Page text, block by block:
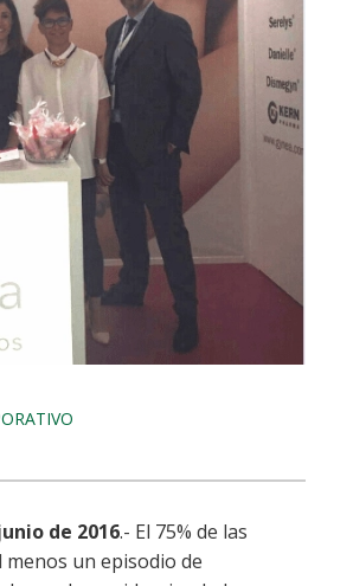
share
de 2016.- El 75% de las
un episodio de